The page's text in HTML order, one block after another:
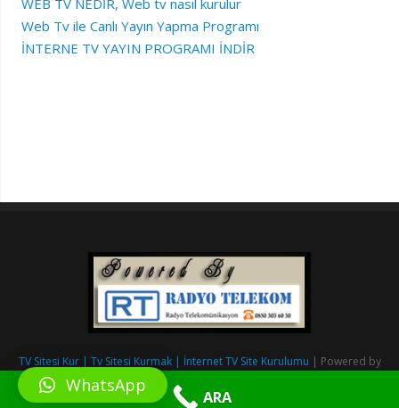
WEB TV NEDİR, Web tv nasıl kurulur
Web Tv ile Canlı Yayın Yapma Programı
İNTERNE TV YAYIN PROGRAMI İNDİR
TV Sitesi Kur | Tv Sitesi Kurmak | İnternet TV Site Kurulumu | Powered by
RadyoSitesiKur.com
ARA
WhatsApp